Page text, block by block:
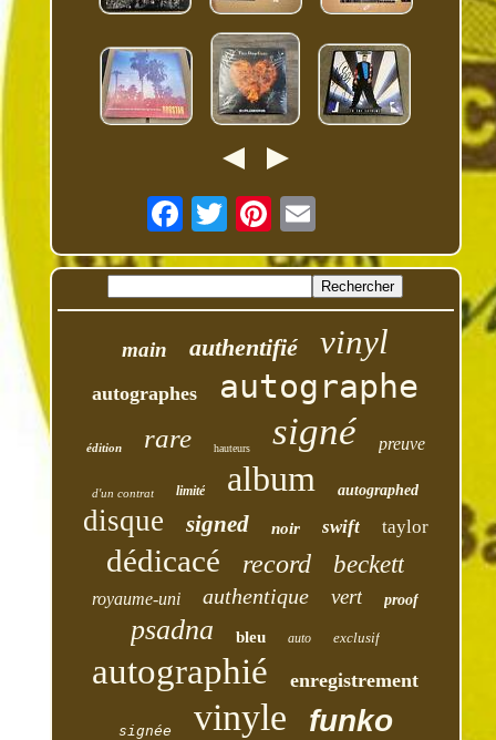
main authentifié vinyl
autographes autographe
édition rare hauteurs signé preuve
d'un contrat limité album autographed
disque signed noir swift taylor
dédicacé record beckett
royaume-uni authentique vert proof
psadna bleu auto exclusif
autographié enregistrement
signée vinyle funko